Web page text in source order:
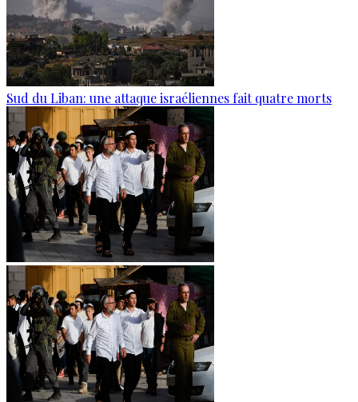
Sud du Liban: une attaque israéliennes fait quatre morts